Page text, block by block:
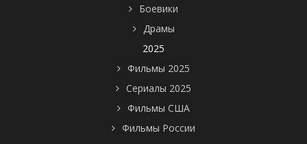
Боевики
Драмы
2025
Фильмы 2025
Сериалы 2025
Фильмы США
Фильмы России